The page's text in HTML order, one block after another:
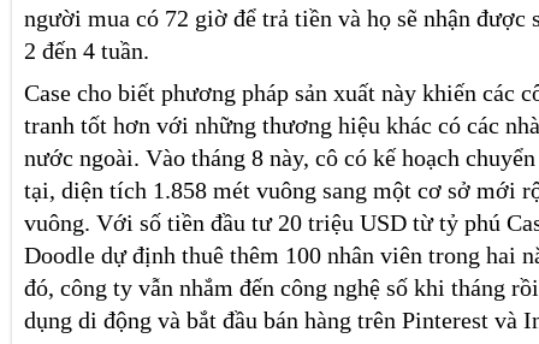
người mua có 72 giờ để trả tiền và họ sẽ nhận được
2 đến 4 tuần.
Case cho biết phương pháp sản xuất này khiến các
tranh tốt hơn với những thương hiệu khác có các
nước ngoài. Vào tháng 8 này, cô có kế hoạch
tại, diện tích 1.858 mét vuông sang một cơ sở mới
vuông. Với số tiền đầu tư 20 triệu USD từ tỷ phú
Doodle dự định thuê thêm 100 nhân viên trong hai
đó, công ty vẫn nhắm đến công nghệ số khi tháng
dụng di động và bắt đầu bán hàng trên Pinterest và